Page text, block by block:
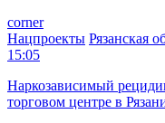
corner
Нацпроекты Рязанская
15:05
Наркозависимый
торговом центре в